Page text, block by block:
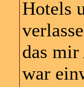
Hotels
das mir
war